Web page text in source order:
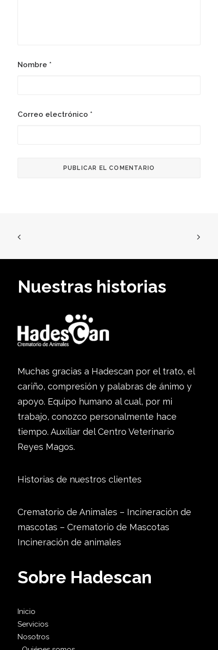
Nombre *
Correo electrónico *
Nuestras historias
Muchas gracias a Hadescan por el trato, el
cariño, compresión y palabras de ánimo y
apoyo. Equipo humano al cual, por mi
trabajo, conozco personalmente hace
tiempo. Auxiliar del Centro Veterinario
Reyes Magos.
Historias de nuestros clientes
Crematorio de Animales – Incineración de
mascotas – Crematorio de Mascotas
Incineración de animales
Sobre Hadescan
Inicio
Servicios
Nosotros